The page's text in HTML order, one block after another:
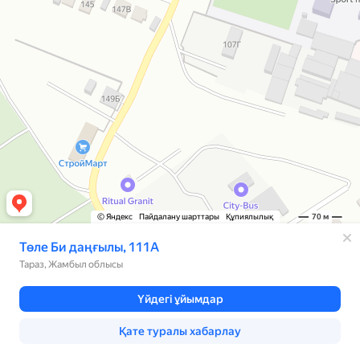
© Яндекс Пайдалану шарттары Құпиялылық 70 м
Төле Би даңғылы, 111А
Тараз, Жамбыл облысы
Үйдегі ұйымдар
Қате туралы хабарлау